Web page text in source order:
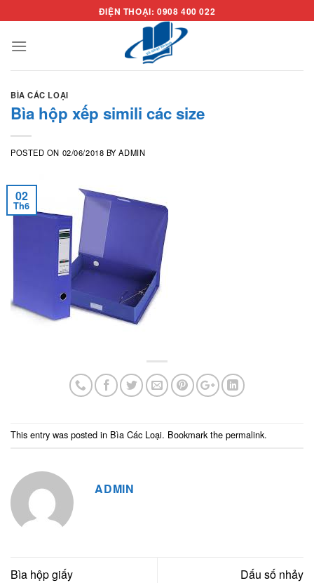
to
content
ĐIỆN THOẠI: 0908 400 022
BÌA CÁC LOẠI
Bìa hộp xếp simili các size
POSTED ON 02/06/2018 BYADMIN
02
Th6
This entry was posted in Bìa Các Loại. Bookmark the permalink.
ADMIN
Bìa hộp giấy Dấu số nhảy